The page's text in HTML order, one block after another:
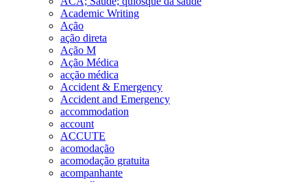
Academic Writing
Ação
ação direta
Ação M
Ação Médica
acção médica
Accident & Emergency
Accident and Emergency
accommodation
account
ACCUTE
acomodação
acomodação gratuita
acompanhante